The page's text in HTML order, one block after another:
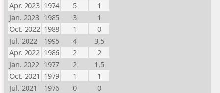
Apr. 2023 1974 5
1
Jan. 2023 1985 3
1
Oct. 2022 1988 1
0
Jul. 2022
1995 4
3,5
Apr. 2022 1986 2
2
Jan. 2022 1977 2
1,5
Oct. 2021 1979 1
1
Jul. 2021
1976 0
0